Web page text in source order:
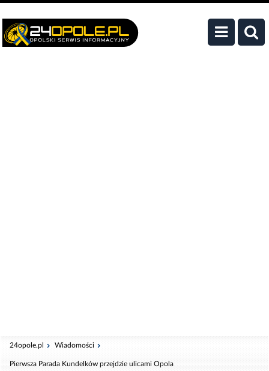
24opole.pl Wiadomości
Pierwsza Parada Kundelków przejdzie ulicami Opola